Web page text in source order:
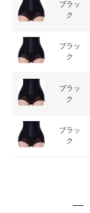
ブラッ
ク
ブラッ
ク
ブラッ
ク
ブラッ
ク